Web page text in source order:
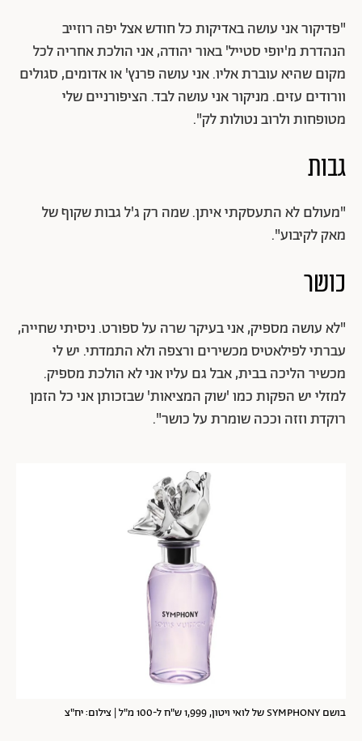
"פדיקור אני עושה באדיקות כל חודש אצל יפה רוזייב
הנהדרת מ'יופי סטייל' באור יהודה, אני הולכת אחריה לכל
מקום שהיא עוברת אליו. אני עושה פרנץ' או אדומים, סגולים
וורודים עזים. מניקור אני עושה לבד. הציפורניים שלי
מטופחות ולרוב נטולות לק".
גבות
"מעולם לא התעסקתי איתן. שמה רק ג'ל גבות שקוף של
מאק לקיבוע".
כושר
"לא עושה מספיק, אני בעיקר שרה על ספורט. ניסיתי שחייה,
עברתי לפילאטיס מכשירים ורצפה ולא התמדתי. יש לי
מכשיר הליכה בבית, אבל גם עליו אני לא הולכת מספיק.
למזלי יש הפקות כמו 'שוק המציאות' שבזכותן אני כל הזמן
רוקדת וזזה וככה שומרת על כושר".
בושם SYMPHONY של לואי ויטון, 1,999 ש"ח ל-100 מ"ל | צילום: יח"צ